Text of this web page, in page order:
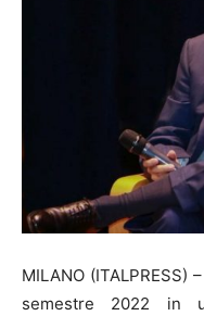
MILANO
semestre 2022 in